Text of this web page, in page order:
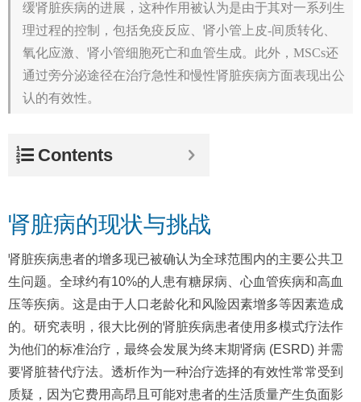
缓肾脏疾病的进展，这种作用被认为是由于其对一系列生
理过程的控制，包括免疫反应、肾小管上皮-间质转化、
氧化应激、肾小管细胞死亡和血管生成。此外，MSCs还
通过旁分泌途径在治疗急性和慢性肾脏疾病方面表现出公
认的有效性。
Contents
肾脏病的现状与挑战
肾脏疾病患者的增多现已被确认为全球范围内的主要公共卫
生问题。全球约有10%的人患有糖尿病、心血管疾病和高血
压等疾病。这是由于人口老龄化和风险因素增多等因素造成
的。研究表明，很大比例的肾脏疾病患者使用多模式疗法作
为他们的标准治疗，最终会发展为终末期肾病 (ESRD) 并需
要肾脏替代疗法。透析作为一种治疗选择的有效性常常受到
质疑，因为它费用高昂且可能对患者的生活质量产生负面影